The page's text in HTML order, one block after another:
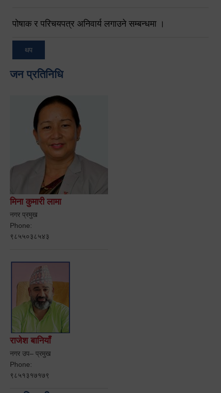
पोषाक र परिचयपत्र अनिवार्य लगाउने सम्बन्धमा ।
थप
जन प्रतिनिधि
मिना कुमारी लामा
नगर प्रमुख
Phone:
९८५५०३८५४३
राजेश बानियाँ
नगर उप– प्रमुख
Phone:
९८५१३१७१७९